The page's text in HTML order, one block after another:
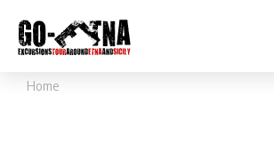
Home